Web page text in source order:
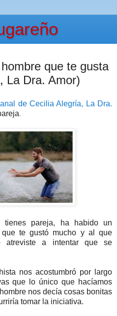
que te gusta
La Dra. Amor)
de Cecilia Alegría, La Dra.
tienes pareja, ha habido un
te gustó mucho y al que
atreviste a intentar que se
nos acostumbró por largo
que lo único que hacíamos
nos decía cosas bonitas
tomar la iniciativa.